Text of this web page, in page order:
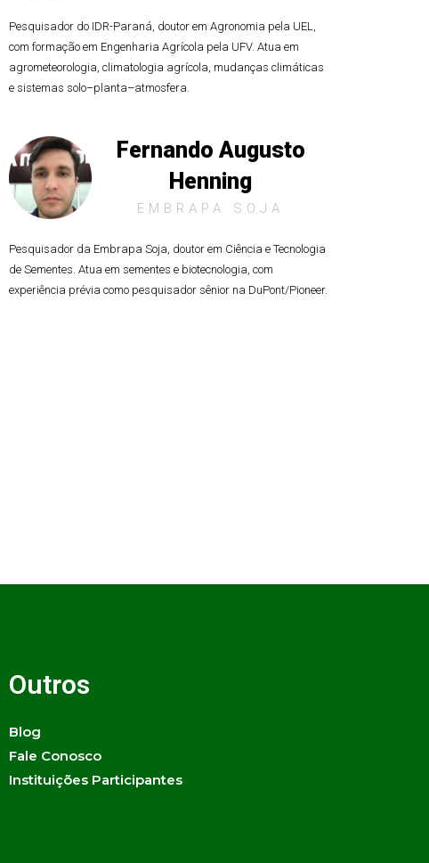
Pesquisador do IDR-Paraná, doutor em Agronomia pela UEL,
com formação em Engenharia Agrícola pela UFV. Atua em
agrometeorologia, climatologia agrícola, mudanças climáticas
e sistemas solo–planta–atmosfera.
Fernando Augusto
Henning
EMBRAPA SOJA
Pesquisador da Embrapa Soja, doutor em Ciência e Tecnologia
de Sementes. Atua em sementes e biotecnologia, com
experiência prévia como pesquisador sênior na DuPont/Pioneer.
Outros
Blog
Fale Conosco
Instituições Participantes